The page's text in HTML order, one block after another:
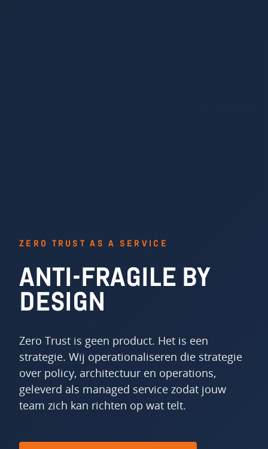
ZERO TRUST AS A SERVICE
ANTI-FRAGILE BY
DESIGN
Zero Trust is geen product. Het is een
strategie. Wij operationaliseren die strategie
over policy, architectuur en operations,
geleverd als managed service zodat jouw
team zich kan richten op wat telt.